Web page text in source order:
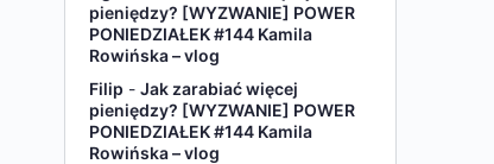
pieniędzy? [WYZWANIE] POWER
PONIEDZIAŁEK #144 Kamila
Rowińska – vlog
Filip - Jak zarabiać więcej
pieniędzy? [WYZWANIE] POWER
PONIEDZIAŁEK #144 Kamila
Rowińska – vlog